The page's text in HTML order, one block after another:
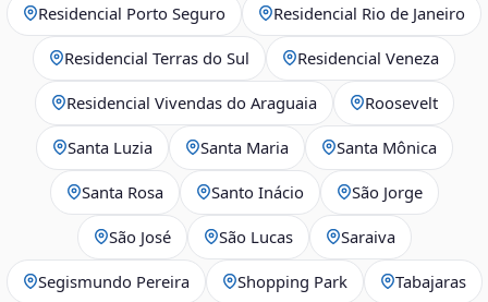
Residencial Porto Seguro Residencial Rio de Janeiro
Residencial Terras do Sul Residencial Veneza
Residencial Vivendas do Araguaia Roosevelt
Santa Luzia Santa Maria Santa Mônica
Santa Rosa Santo Inácio São Jorge
São José São Lucas Saraiva
Segismundo Pereira Shopping Park Tabajaras